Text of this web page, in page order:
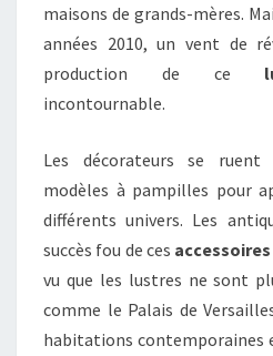
maisons de grands-mères.
années 2010, un vent de
production de ce
incontournable.
Les décorateurs se
modèles à pampilles pour
différents univers. Les
succès fou de ces
vu que les lustres ne sont
comme le Palais de
habitations contemporaines